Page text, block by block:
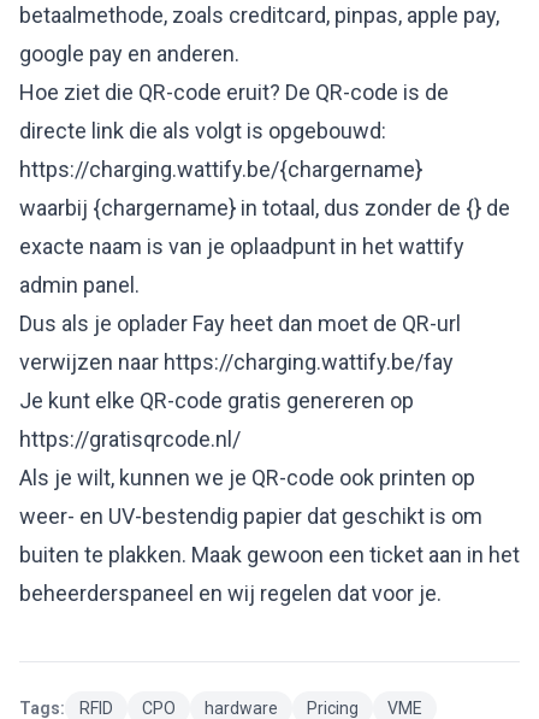
betaalmethode, zoals creditcard, pinpas, apple pay,
google pay en anderen.
Hoe ziet die QR-code eruit? De QR-code is de
directe link die als volgt is opgebouwd:
https://charging.wattify.be/{chargername}
waarbij {chargername} in totaal, dus zonder de {} de
exacte naam is van je oplaadpunt in het wattify
admin panel.
Dus als je oplader Fay heet dan moet de QR-url
verwijzen naar https://charging.wattify.be/fay
Je kunt elke QR-code gratis genereren op
https://gratisqrcode.nl/
Als je wilt, kunnen we je QR-code ook printen op
weer- en UV-bestendig papier dat geschikt is om
buiten te plakken. Maak gewoon een ticket aan in het
beheerderspaneel en wij regelen dat voor je.
Tags: RFID CPO hardware Pricing
VME